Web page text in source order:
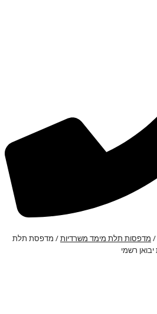
/ מדפסות תלת מימד משרדיות/ מדפסת תלת